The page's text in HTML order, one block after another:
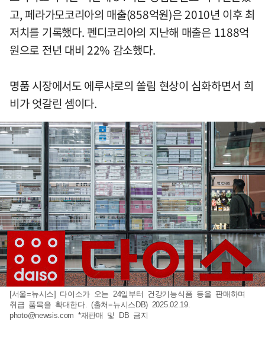
고, 페라가모코리아의 매출(858억원)은 2010년 이후 최
저치를 기록했다. 펜디코리아의 지난해 매출은 1188억
원으로 전년 대비 22% 감소했다.
명품 시장에서도 에루샤로의 쏠림 현상이 심화하면서 희
비가 엇갈린 셈이다.
[서울=뉴시스] 다이소가 오는 24일부터 건강기능식품 등을 판매하며
취급 품목을 확대한다. (출처=뉴시스DB) 2025.02.19.
photo@newsis.com *재판매 및 DB 금지